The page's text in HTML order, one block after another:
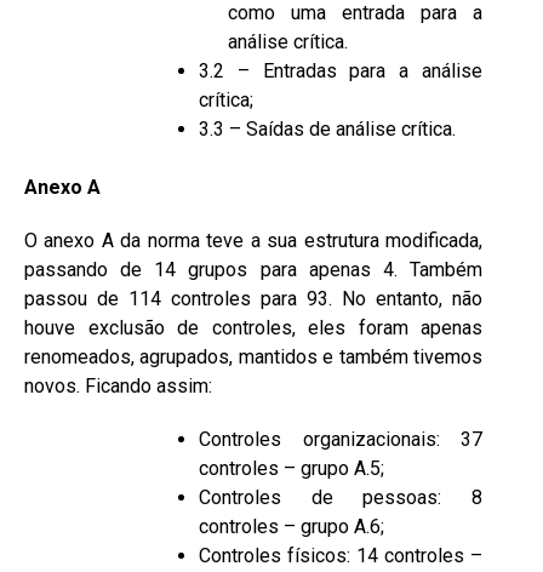
como uma entrada para a
análise crítica.
3.2 – Entradas para a análise
crítica;
3.3 – Saídas de análise crítica.
Anexo A
O anexo A da norma teve a sua estrutura modificada,
passando de 14 grupos para apenas 4. Também
passou de 114 controles para 93. No entanto, não
houve exclusão de controles, eles foram apenas
renomeados, agrupados, mantidos e também tivemos
novos. Ficando assim:
Controles organizacionais: 37
controles – grupo A.5;
Controles de pessoas: 8
controles – grupo A.6;
Controles físicos: 14 controles –